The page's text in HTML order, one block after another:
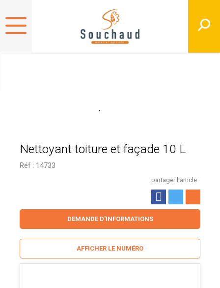
Nettoyant toiture et façade 10 L
Réf : 14733
partager l'article
DEMANDE D'INFORMATIONS
AFFICHER LE NUMÉRO